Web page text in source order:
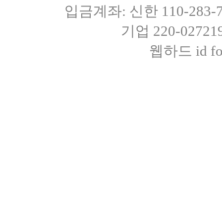
입금계좌: 신한 110-
기업 220-
웹하드 id